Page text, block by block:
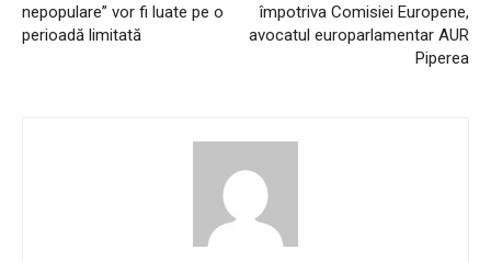
nepopulare” vor fi luate pe o
perioadă limitată
împotriva Comisiei Europene,
avocatul europarlamentar AUR
Piperea